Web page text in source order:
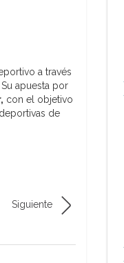
a través
. Su apuesta por
con el objetivo
de
Siguiente